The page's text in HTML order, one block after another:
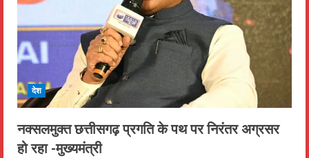
देश
नक्सलमुक्त छत्तीसगढ़ प्रगति के पथ पर निरंतर अग्रसर
हो रहा -मुख्यमंत्री